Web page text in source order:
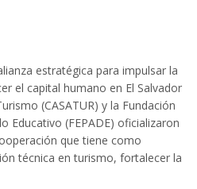
estratégica para impulsar la
el capital humano en El Salvador
(CASATUR) y la Fundación
Educativo (FEPADE) oficializaron
que tiene como
técnica en turismo, fortalecer la